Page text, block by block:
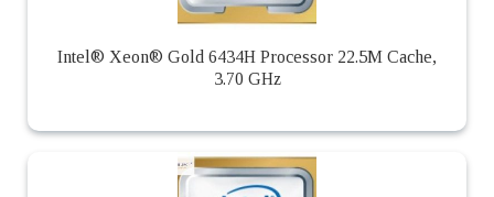
Intel® Xeon® Gold 6434H Processor 22.5M Cache,
3.70 GHz